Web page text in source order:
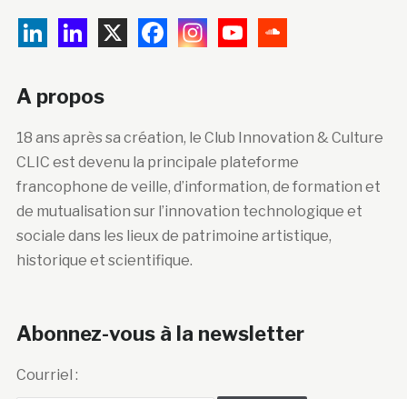
A propos
18 ans après sa création, le Club Innovation & Culture
CLIC est devenu la principale plateforme
francophone de veille, d’information, de formation et
de mutualisation sur l’innovation technologique et
sociale dans les lieux de patrimoine artistique,
historique et scientifique.
Abonnez-vous à la newsletter
Courriel :